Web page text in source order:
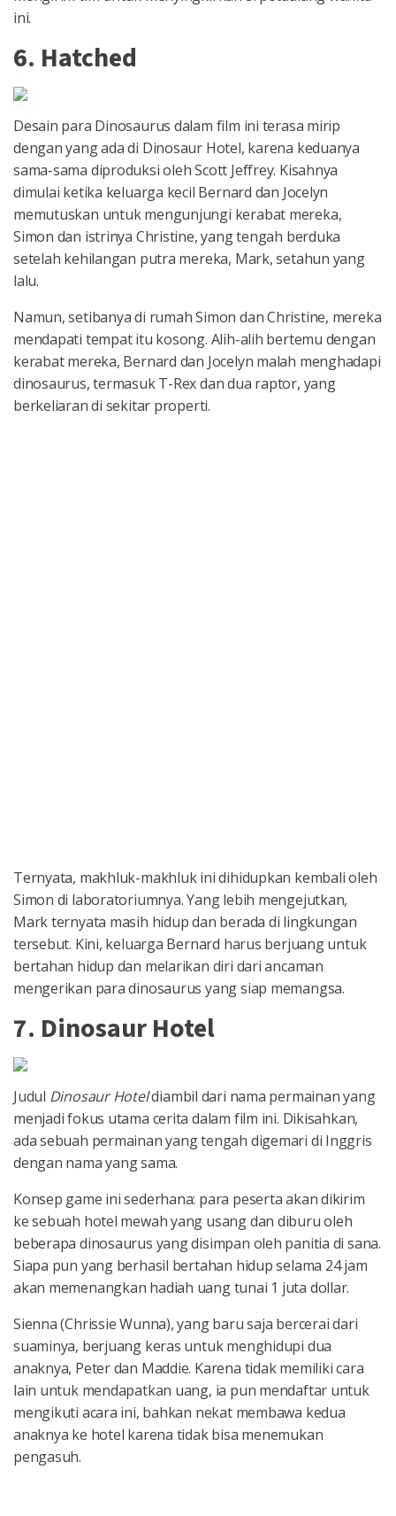
ini.
6. Hatched
Desain para Dinosaurus dalam film ini terasa mirip
dengan yang ada di Dinosaur Hotel, karena keduanya
sama-sama diproduksi oleh Scott Jeffrey. Kisahnya
dimulai ketika keluarga kecil Bernard dan Jocelyn
memutuskan untuk mengunjungi kerabat mereka,
Simon dan istrinya Christine, yang tengah berduka
setelah kehilangan putra mereka, Mark, setahun yang
lalu.
Namun, setibanya di rumah Simon dan Christine, mereka
mendapati tempat itu kosong. Alih-alih bertemu dengan
kerabat mereka, Bernard dan Jocelyn malah menghadapi
dinosaurus, termasuk T-Rex dan dua raptor, yang
berkeliaran di sekitar properti.
Ternyata, makhluk-makhluk ini dihidupkan kembali oleh
Simon di laboratoriumnya. Yang lebih mengejutkan,
Mark ternyata masih hidup dan berada di lingkungan
tersebut. Kini, keluarga Bernard harus berjuang untuk
bertahan hidup dan melarikan diri dari ancaman
mengerikan para dinosaurus yang siap memangsa.
7. Dinosaur Hotel
Judul Dinosaur Hoteldiambil dari nama permainan yang
menjadi fokus utama cerita dalam film ini. Dikisahkan,
ada sebuah permainan yang tengah digemari di Inggris
dengan nama yang sama.
Konsep game ini sederhana: para peserta akan dikirim
ke sebuah hotel mewah yang usang dan diburu oleh
beberapa dinosaurus yang disimpan oleh panitia di sana.
Siapa pun yang berhasil bertahan hidup selama 24 jam
akan memenangkan hadiah uang tunai 1 juta dollar.
Sienna (Chrissie Wunna), yang baru saja bercerai dari
suaminya, berjuang keras untuk menghidupi dua
anaknya, Peter dan Maddie. Karena tidak memiliki cara
lain untuk mendapatkan uang, ia pun mendaftar untuk
mengikuti acara ini, bahkan nekat membawa kedua
anaknya ke hotel karena tidak bisa menemukan
pengasuh.